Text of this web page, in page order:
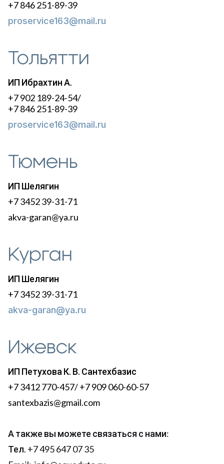
+7 846 251-89-39
proservice163@mail.ru
Тольятти
ИП Ибрахтин А.
+7 902 189-24-54/
+7 846 251-89-39
proservice163@mail.ru
Тюмень
ИП Шелягин
+7 3452 39-31-71
akva-garan@ya.ru
Курган
ИП Шелягин
+7 3452 39-31-71
akva-garan@ya.ru
Ижевск
ИП Петухова К. В. Сантехбазис
+7 3412 770-457/ +7 909 060-60-57
santexbazis@gmail.com
А также вы можете связаться с нами:
Тел. +7 495 647 07 35